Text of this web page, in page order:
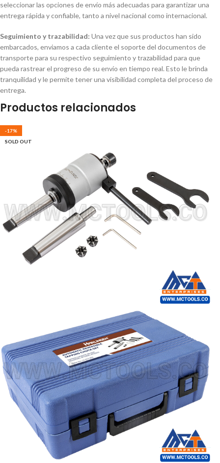
seleccionar las opciones de envío más adecuadas para garantizar una
entrega rápida y confiable, tanto a nivel nacional como internacional.
Seguimiento y trazabilidad: Una vez que sus productos han sido
embarcados, enviamos a cada cliente el soporte del documentos de
transporte para su respectivo seguimiento y trazabilidad para que
pueda rastrear el progreso de su envío en tiempo real. Esto le brinda
tranquilidad y le permite tener una visibilidad completa del proceso de
entrega.
Productos relacionados
-17%
SOLD OUT